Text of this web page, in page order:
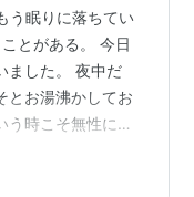
う眠りに落ちてい
とがある。 今日
ました。 夜中だ
とお湯沸かしてお
う時こそ無性に声
で防音効いてた